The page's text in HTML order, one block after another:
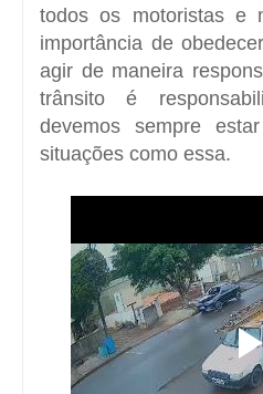
todos os motoristas e
importância de
agir de maneira
trânsito é
devemos sempre
situações como essa.